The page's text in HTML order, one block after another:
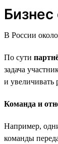
В России
По сути
задача
и увеличивать
Команда и
Например,
команды